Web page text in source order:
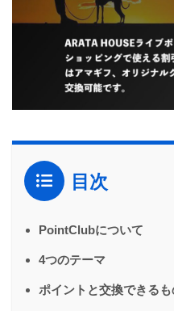
目次
PointClubについて
4つのテーマ
ポイントと交換できるも